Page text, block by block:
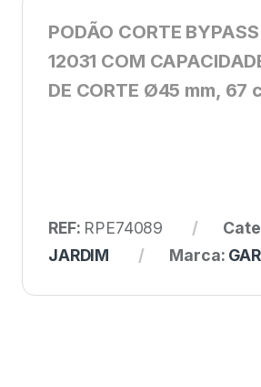
PODÃO CORTE
12031 COM
DE CORTE Ø45 mm, 67
REF: RPE74089
JARDIM
Marca: